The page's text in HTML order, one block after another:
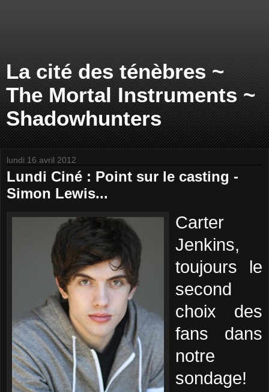
La cité des ténèbres ~
The Mortal Instruments ~
Shadowhunters
lundi 16 avril 2012
Lundi Ciné : Point sur le casting -
Simon Lewis...
Carter
Jenkins,
toujours le
second
choix des
fans dans
notre
sondage!